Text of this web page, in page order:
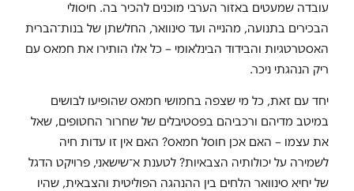
עובדה שמעטים באזור הערבי מוכנים להכיר בה. חיסולי
הבכירים בתנועה, מהנייה ועד סינוואר, החלשתן של בנות־הברית
האסטרטגיות והבידוד הבינלאומי – כל אלו הותירו את חמאס עם
ריק הנהגתי ניכר.
יחד עם זאת, כל מי שצפה בחמושי חמאס שהופיעו לבושים
במיטב מדיהם ורכביהם בפסטיבלים של שחרור החטופים, שאל
את עצמו – האם אכן חוסל חמאס? האם אין זו עדות חיה
לשמירה על יכולותיה הצבאיות? לטענת א־שישאני, פרויקט הדגל
של יחיא סינוואר הלחים בין ההנהגה הפוליטית והצבאית, שהיו